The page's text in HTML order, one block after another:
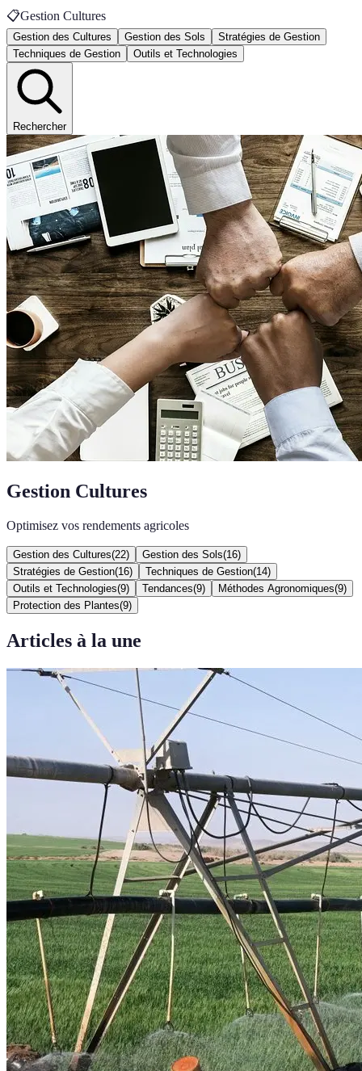
📋Gestion Cultures
Gestion des Cultures Gestion des Sols
Stratégies de Gestion
Techniques de Gestion
Outils et Technologies
Rechercher
Gestion Cultures
Optimisez vos rendements agricoles
Gestion des Cultures(22) Gestion des Sols(16)
Stratégies de Gestion(16) Techniques de Gestion(14)
Outils et Technologies(9) Tendances(9) Méthodes Agronomiques(9)
Protection des Plantes(9)
Articles à la une